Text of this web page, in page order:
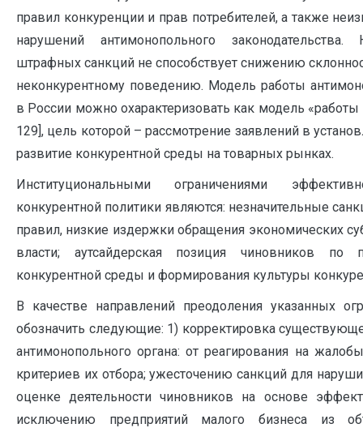
правил конкуренции и прав потребителей, а также
нарушений антимонопольного
штрафных санкций не способствует снижению
неконкурентному поведению. Модель работы
в России можно охарактеризовать как модель
129], цель которой – рассмотрение заявлений в
развитие конкурентной среды на товарных рынках.
Институциональными ограничениями
конкурентной политики являются: незначительные
правил, низкие издержки обращения экономических
власти; аутсайдерская позиция чиновников по
конкурентной среды и формирования культуры
В качестве направлений преодоления указанных
обозначить следующие: 1) корректировка
антимонопольного органа: от реагирования на
критериев их отбора; ужесточению санкций для
оценке деятельности чиновников на основе
исключению предприятий малого бизнеса из